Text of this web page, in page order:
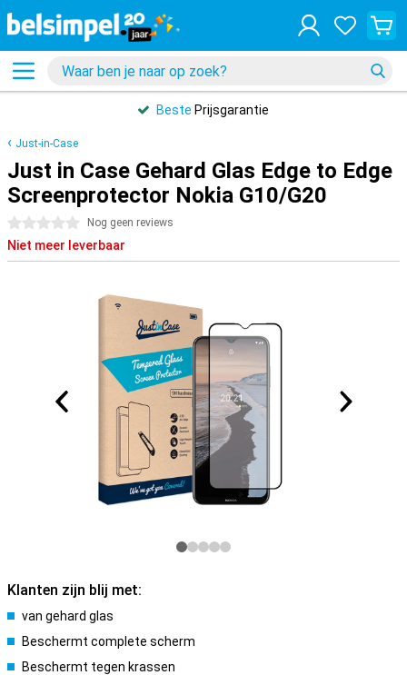
Beste Prijsgarantie
Just-in-Case
Just in Case Gehard Glas Edge to Edge
Screenprotector Nokia G10/G20
0 sterren Nog geen reviews
Niet meer leverbaar
Klanten zijn blij met:
van gehard glas
Beschermt complete scherm
Beschermt tegen krassen